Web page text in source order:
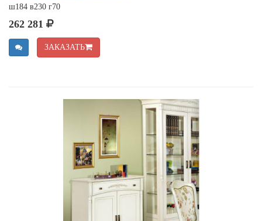
ш184 в230 г70
262 281
ЗАКАЗАТЬ